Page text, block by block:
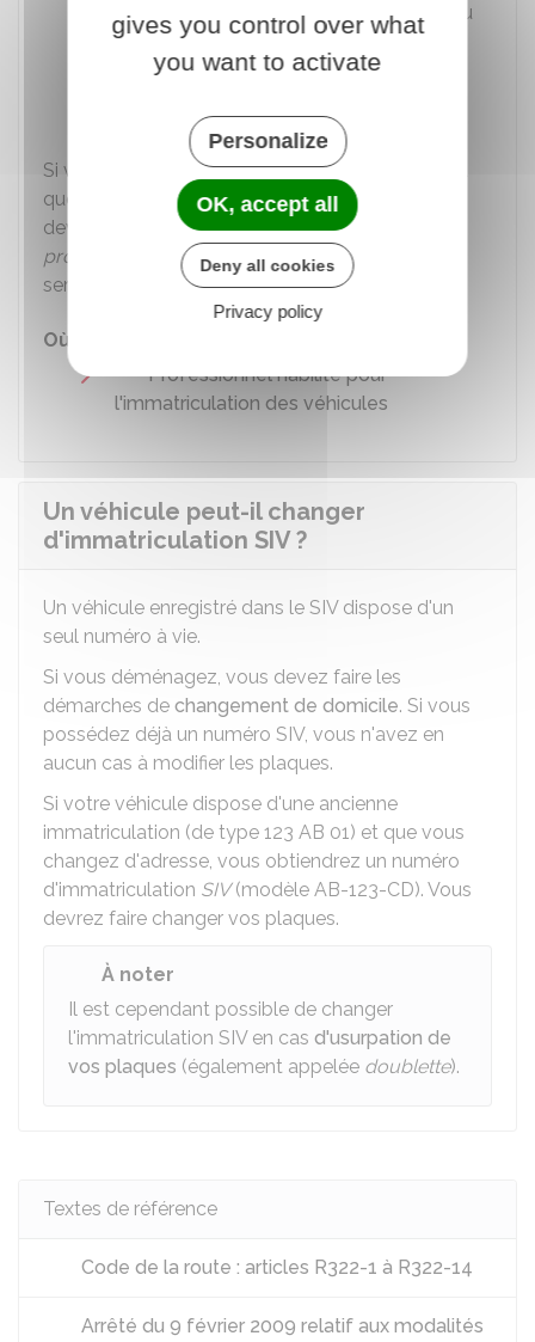
carte grise
suite à une perte ou un vol ou
une détérioration
Vous venez d'acheter un véhicule
immatriculé avec un numéro dit
Si vous n'êtes pas dans l'une de ces situations et
que vous souhaitez obtenir un numéro SIV, vous
devez effectuer votre démarche auprès d'un
professionnel habilité
(il peut vous facturer le
service).
Où s'adresser ?
Professionnel habilité pour
l'immatriculation des véhicules
Un véhicule peut-il changer
d'immatriculation SIV ?
Un véhicule enregistré dans le SIV dispose d'un
seul numéro à vie.
Si vous déménagez, vous devez faire les
démarches de changement de domicile. Si vous
possédez déjà un numéro SIV, vous n'avez en
aucun cas à modifier les plaques.
Si votre véhicule dispose d'une ancienne
immatriculation (de type 123 AB 01) et que vous
changez d'adresse, vous obtiendrez un numéro
d'immatriculation SIV(modèle AB-123-CD). Vous
devrez faire changer vos plaques.
À noter
Il est cependant possible de changer
l'immatriculation SIV en cas d'usurpation de
vos plaques (également appelée doublette).
Textes de référence
Code de la route : articles R322-1 à R322-14
Arrêté du 9 février 2009 relatif aux modalités
gives you control over what
you want to activate
Personalize
OK, accept all
Deny all cookies
Privacy policy